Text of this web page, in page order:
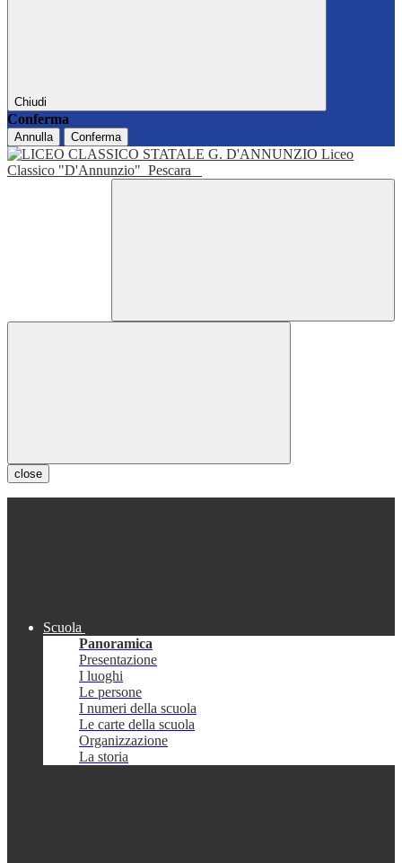
Chiudi
Conferma
Annulla Conferma
Liceo
Classico "D'Annunzio" Pescara
close
Scuola
Panoramica
Presentazione
I luoghi
Le persone
I numeri della scuola
Le carte della scuola
Organizzazione
La storia